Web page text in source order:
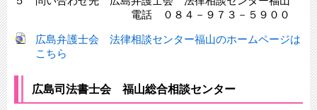
電話 ０８４－９７３－５９００
広島弁護士会 法律相談センター福山のホームページは
こちら
広島司法書士会 福山総合相談センター